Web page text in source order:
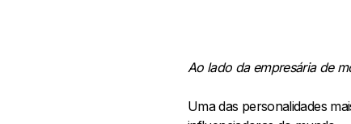
Ao lado da empresária de
Uma das personalidades